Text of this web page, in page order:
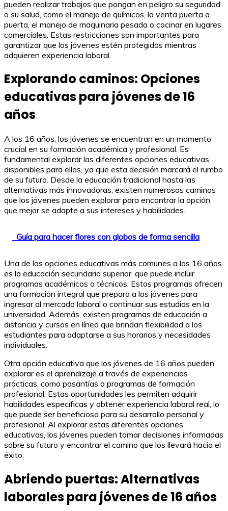
pueden realizar trabajos que pongan en peligro su seguridad
o su salud, como el manejo de químicos, la venta puerta a
puerta, el manejo de maquinaria pesada o cocinar en lugares
comerciales. Estas restricciones son importantes para
garantizar que los jóvenes estén protegidos mientras
adquieren experiencia laboral.
Explorando caminos: Opciones
educativas para jóvenes de 16
años
A los 16 años, los jóvenes se encuentran en un momento
crucial en su formación académica y profesional. Es
fundamental explorar las diferentes opciones educativas
disponibles para ellos, ya que esta decisión marcará el rumbo
de su futuro. Desde la educación tradicional hasta las
alternativas más innovadoras, existen numerosos caminos
que los jóvenes pueden explorar para encontrar la opción
que mejor se adapte a sus intereses y habilidades.
Guía para hacer flores con globos de forma sencilla
Una de las opciones educativas más comunes a los 16 años
es la educación secundaria superior, que puede incluir
programas académicos o técnicos. Estos programas ofrecen
una formación integral que prepara a los jóvenes para
ingresar al mercado laboral o continuar sus estudios en la
universidad. Además, existen programas de educación a
distancia y cursos en línea que brindan flexibilidad a los
estudiantes para adaptarse a sus horarios y necesidades
individuales.
Otra opción educativa que los jóvenes de 16 años pueden
explorar es el aprendizaje a través de experiencias
prácticas, como pasantías o programas de formación
profesional. Estas oportunidades les permiten adquirir
habilidades específicas y obtener experiencia laboral real, lo
que puede ser beneficioso para su desarrollo personal y
profesional. Al explorar estas diferentes opciones
educativas, los jóvenes pueden tomar decisiones informadas
sobre su futuro y encontrar el camino que los llevará hacia el
éxito.
Abriendo puertas: Alternativas
laborales para jóvenes de 16 años